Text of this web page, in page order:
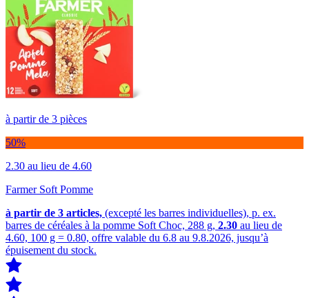
à partir de 3 pièces
50%
2.30 au lieu de 4.60
Farmer Soft Pomme
à partir de 3 articles, (excepté les barres individuelles), p. ex.
barres de céréales à la pomme Soft Choc, 288 g, 2.30 au lieu de
4.60, 100 g = 0.80, offre valable du 6.8 au 9.8.2026, jusqu’à
épuisement du stock.